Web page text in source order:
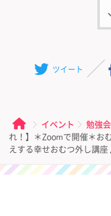
ツイート
イベント 勉強会
れ！】＊Zoomで開催＊お
えする幸せおむつ外し講